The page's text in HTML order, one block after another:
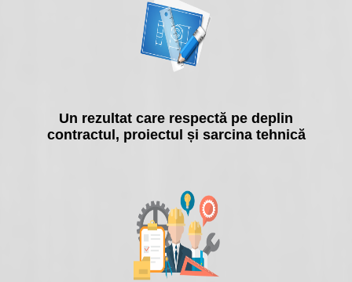
Un rezultat care respectă pe deplin
contractul, proiectul și sarcina tehnică